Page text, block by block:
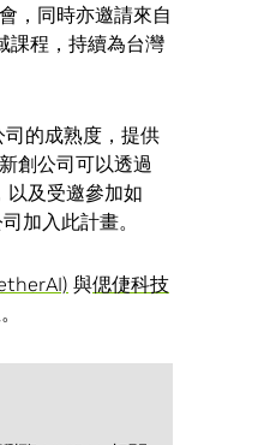
，同時亦邀請來自
課程，持續為台灣
的成熟度，提供
創公司可以透過
以及受邀參加如
加入此計畫。
與偲倢科技